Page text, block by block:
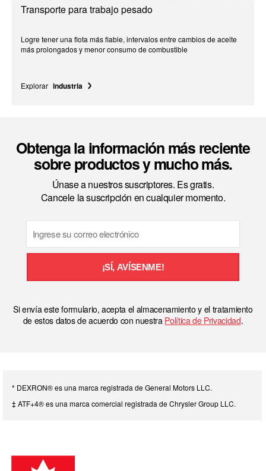
Transporte para trabajo pesado
Logre tener una flota más fiable, intervalos entre cambios de aceite
más prolongados y menor consumo de combustible
Explorar industria
Obtenga la información más reciente
sobre productos y mucho más.
Únase a nuestros suscriptores. Es gratis.
Cancele la suscripción en cualquier momento.
¡SÍ, AVÍSENME!
Si envía este formulario, acepta el almacenamiento y el tratamiento
de estos datos de acuerdo con nuestra Política de Privacidad.
* DEXRON® es una marca registrada de General Motors LLC.
‡ ATF+4® es una marca comercial registrada de Chrysler Group LLC.